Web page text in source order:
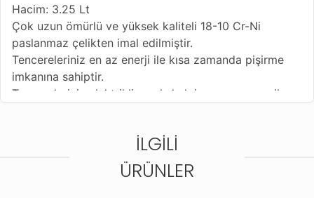
Hacim: 3.25 Lt
Çok uzun ömürlü ve yüksek kaliteli 18-10 Cr-Ni
paslanmaz çelikten imal edilmiştir.
Tencereleriniz en az enerji ile kısa zamanda pişirme
imkanına sahiptir.
Tencereleriniz elektrikli, gazlı, halojen veya seramik
Isıyı muhafaza eden süper kapsül tabana sahiptir.
İLGILI
ÜRÜNLER